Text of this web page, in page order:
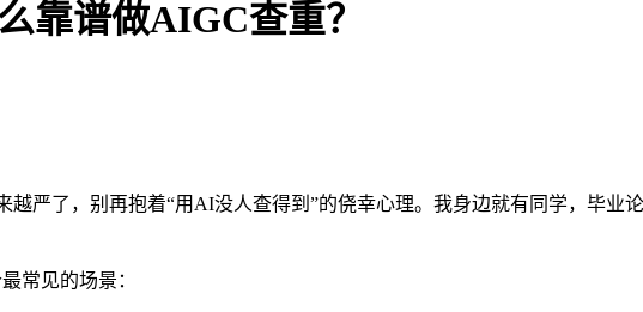
靠谱做AIGC查重？
严了，别再抱着“用AI没人查得到”的侥幸心理。我身边就有同学，毕业
常见的场景：